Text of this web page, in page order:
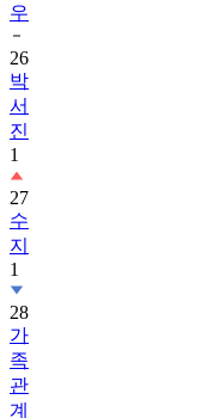
우
26
박
서
진
1
27
수
지
1
28
가
족
관
계